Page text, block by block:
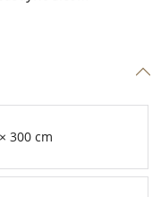
300 cm